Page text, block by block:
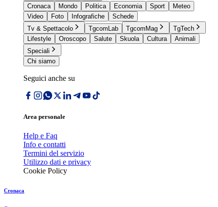
Cronaca
Mondo Politica Economia Sport
Meteo
Video
Foto Infografiche
Schede
Tv & Spettacolo
TgcomLab TgcomMag
TgTech
Lifestyle
Oroscopo Salute Skuola Cultura
Animali
Speciali
Chi siamo
Seguici anche su
Area personale
Help e Faq
Info e contatti
Termini del servizio
Utilizzo dati e privacy
Cookie Policy
Cronaca